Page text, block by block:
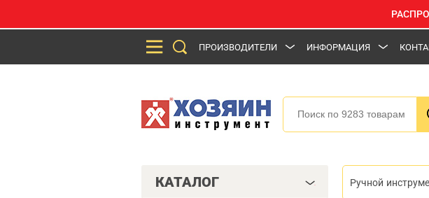
ПРОИЗВОДИТЕЛИ ИНФОРМАЦИЯ
КАТАЛОГ Ручной